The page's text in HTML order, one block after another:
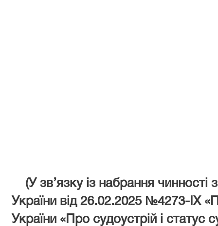
(У зв’язку із набрання
України від 26.02.2025 №4273-ІХ
України «Про судоустрій і статус